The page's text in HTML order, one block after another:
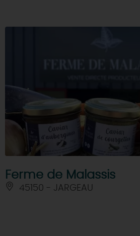
Ferme de Malassis
45150 - JARGEAU